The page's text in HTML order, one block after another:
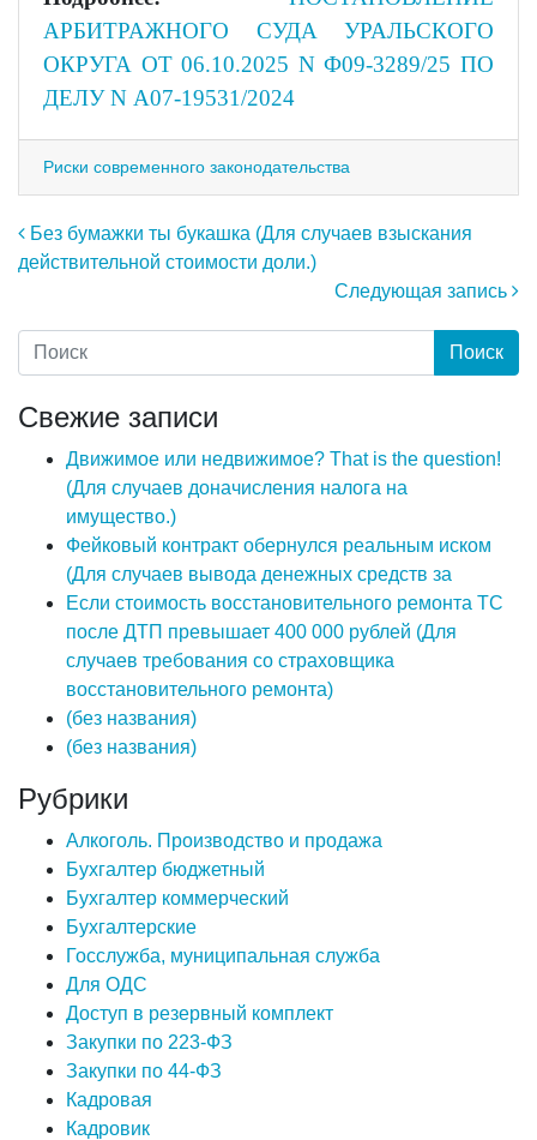
АРБИТРАЖНОГО СУДА УРАЛЬСКОГО
ОКРУГА ОТ 06.10.2025 N Ф09-3289/25 ПО
ДЕЛУ N А07-19531/2024
Риски современного законодательства
Навигация по записям
Без бумажки ты букашка (Для случаев взыскания
действительной стоимости доли.)
Следующая запись
Свежие записи
Движимое или недвижимое? That is the question!
(Для случаев доначисления налога на
имущество.)
Фейковый контракт обернулся реальным иском
(Для случаев вывода денежных средств за
Если стоимость восстановительного ремонта ТС
после ДТП превышает 400 000 рублей (Для
случаев требования со страховщика
восстановительного ремонта)
(без названия)
(без названия)
Рубрики
Алкоголь. Производство и продажа
Бухгалтер бюджетный
Бухгалтер коммерческий
Бухгалтерские
Госслужба, муниципальная служба
Для ОДС
Доступ в резервный комплект
Закупки по 223-ФЗ
Закупки по 44-ФЗ
Кадровая
Кадровик